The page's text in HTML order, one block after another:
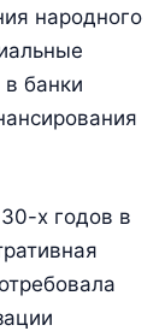
народного
банки
х годов в